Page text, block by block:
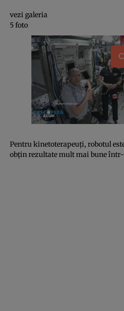
vezi galeria
5 foto
Pentru kinetoterapeuţi, robotul
obţin rezultate mult mai bune